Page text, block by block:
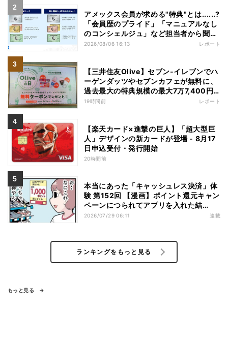
アメックス会員が求める"特典"とは......?
「会員歴のプライド」「マニュアルなし
のコンシェルジュ」など担当者から聞い
た"裏話"も
2026/08/06 16:13 レポート
【三井住友Olive】セブン-イレブンでハ
ーゲンダッツやセブンカフェが無料に、
過去最大の特典規模の最大7万7,400円
相当がもらえるキャンペーンも - 夏休み
19時間前 レポート
【楽天カード×進撃の巨人】「超大型巨
人」デザインの新カードが登場 - 8月17
日申込受付・発行開始
20時間前
本当にあった「キャッシュレス決済」体
験 第152回 【漫画】ポイント還元キャン
ペーンにつられてアプリを入れた結
果……お得を逃したまさかの理由
2026/07/29 06:11 連載
ランキングをもっと見る
もっと見る